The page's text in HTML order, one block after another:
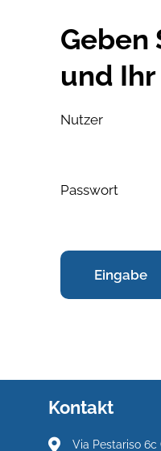
Geben
und
Nutzer
Passwort
Kontakt
Via Pestariso 6c